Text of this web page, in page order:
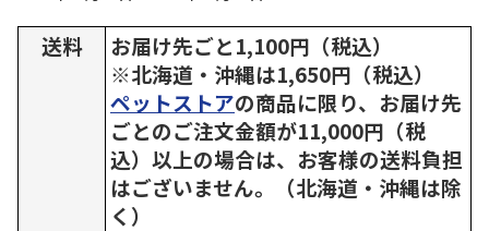
送料
お届け先ごと1,100円（税込）
※北海道・沖縄は1,650円（税込）
ペットストアの商品に限り、お届け先
ごとのご注文金額が11,000円（税
込）以上の場合は、お客様の送料負担
はございません。（北海道・沖縄は除
く）